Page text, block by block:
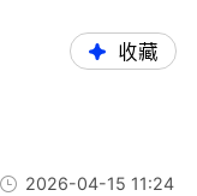
收藏
2026-04-15 11:24